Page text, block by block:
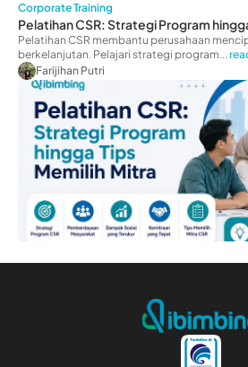
Corporate Training
Pelatihan CSR: Strategi Program
Pelatihan CSR membantu perusahaan
berkelanjutan. Pelajari strategi program...
Farijihan Putri